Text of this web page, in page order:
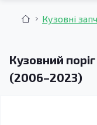
Кузовні
Кузовний
(2006–2023)